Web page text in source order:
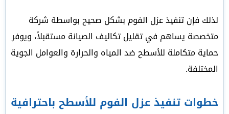
لذلك فإن تنفيذ عزل الفوم بشكل صحيح بواسطة شركة
متخصصة يساهم في تقليل تكاليف الصيانة مستقبلاً، ويوفر
حماية متكاملة للأسطح ضد المياه والحرارة والعوامل الجوية
المختلفة.
خطوات تنفيذ عزل الفوم للأسطح باحترافية